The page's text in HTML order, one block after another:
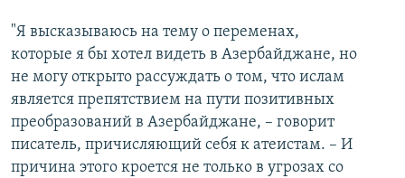
"Я высказываюсь на тему о переменах,
которые я бы хотел видеть в Азербайджане, но
не могу открыто рассуждать о том, что ислам
является препятствием на пути позитивных
преобразований в Азербайджане, – говорит
писатель, причисляющий себя к атеистам. – И
причина этого кроется не только в угрозах со